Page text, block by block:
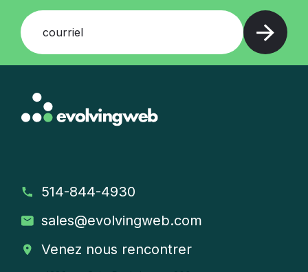
courriel
514-844-4930
sales@evolvingweb.com
Venez nous rencontrer